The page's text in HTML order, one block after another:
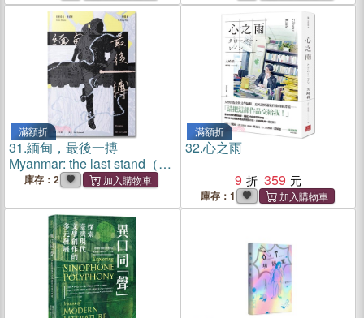
滿額折
31.緬甸，最後一搏
Myanmar: the last stand（中
英雙語）
庫存：2
滿額折
32.心之雨
9
359
庫存：1